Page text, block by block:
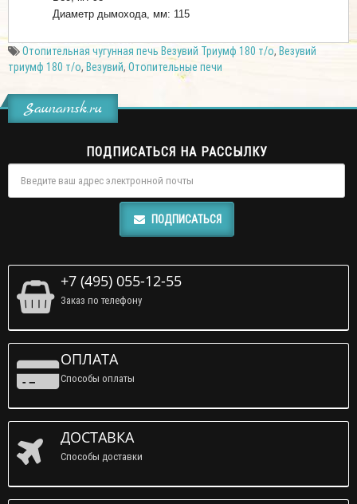
Диаметр дымохода, мм: 115
Отопительная чугунная печь Везувий Триумф 180 т/о, Везувий
триумф 180 т/о, Везувий, Отопительные печи
Saunamsk.ru
ПОДПИСАТЬСЯ НА РАССЫЛКУ
ПОДПИСАТЬСЯ
+7 (495) 055-12-55
Заказ по телефону
ОПЛАТА
Способы оплаты
ДОСТАВКА
Способы доставки